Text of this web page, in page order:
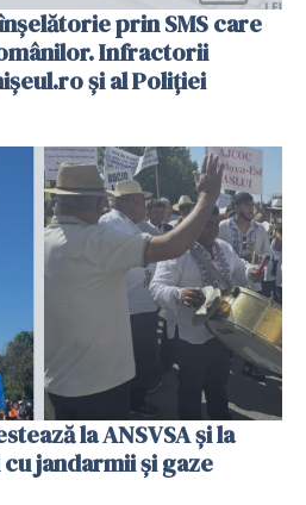
prin SMS care
Infractorii
și al Poliției
la ANSVSA și la
jandarmii și gaze